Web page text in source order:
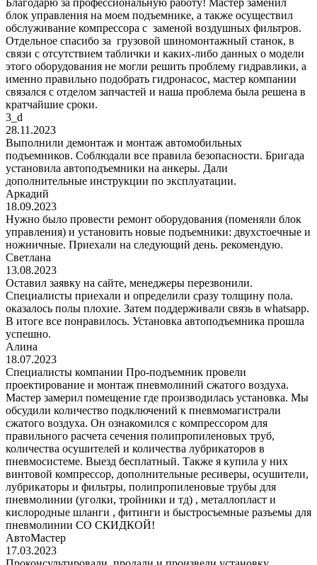
Благодарю за профессиональную работу! Мастер заменил
блок управления на моем подъемнике, а также осуществил
обслуживание компрессора с заменой воздушных фильтров.
Отдельное спасибо за грузовой шиномонтажный станок, в
связи с отсутствием таблички и каких-либо данных о модели
этого оборудования не могли решить проблему гидравлики, а
именно правильно подобрать гидронасос, мастер компании
связался с отделом запчастей и наша проблема была решена в
кратчайшие сроки.
3_d
28.11.2023
Выполнили демонтаж и монтаж автомобильных
подъемников. Соблюдали все правила безопасности. Бригада
установила автоподъемники на анкеры. Дали
дополнительные инструкции по эксплуатации.
Аркадий
18.09.2023
Нужно было провести ремонт оборудования (поменяли блок
управления) и установить новые подъемники: двухстоечные и
ножничные. Приехали на следующий день. рекомендую.
Светлана
13.08.2023
Оставил заявку на сайте, менеджеры перезвонили.
Специалисты приехали и определили сразу толщину пола.
оказалось полы плохие. Затем поддерживали связь в whatsapp.
В итоге все понравилось. Установка автоподъемника прошла
успешно.
Алина
18.07.2023
Специалисты компании Про-подъемник провели
проектирование и монтаж пневмолиний сжатого воздуха.
Мастер замерил помещение где производилась установка. Мы
обсудили количество подключений к пневмомагистрали
сжатого воздуха. Он ознакомился с компрессором для
правильного расчета сечения полипропиленовых труб,
количества осушителей и количества лубрикаторов в
пневмосистеме. Выезд бесплатный. Также я купила у них
винтовой компрессор, дополнительные ресиверы, осушители,
лубрикаторы и фильтры, полипропиленовые трубы для
пневмолинии (уголки, тройники и тд) , металлопласт и
кислородные шланги , фитинги и быстросъемные разъемы для
пневмолинии СО СКИДКОЙ!
АвтоМастер
17.03.2023